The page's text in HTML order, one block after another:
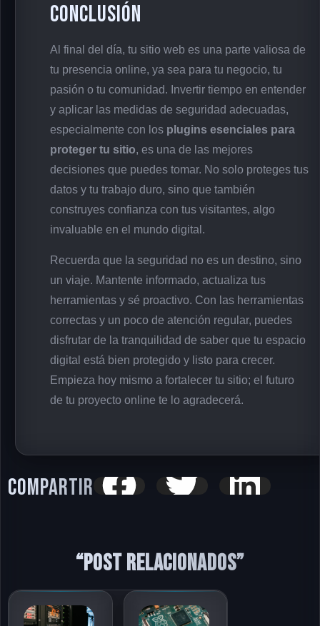
Conclusión
Al final del día, tu sitio web es una parte valiosa de
tu presencia online, ya sea para tu negocio, tu
pasión o tu comunidad. Invertir tiempo en entender
y aplicar las medidas de seguridad adecuadas,
especialmente con los plugins esenciales para
proteger tu sitio, es una de las mejores
decisiones que puedes tomar. No solo proteges tus
datos y tu trabajo duro, sino que también
construyes confianza con tus visitantes, algo
invaluable en el mundo digital.
Recuerda que la seguridad no es un destino, sino
un viaje. Mantente informado, actualiza tus
herramientas y sé proactivo. Con las herramientas
correctas y un poco de atención regular, puedes
disfrutar de la tranquilidad de saber que tu espacio
digital está bien protegido y listo para crecer.
Empieza hoy mismo a fortalecer tu sitio; el futuro
de tu proyecto online te lo agradecerá.
Compartir
“Post relacionados”